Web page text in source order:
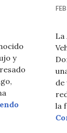
y
Arrestan a
La
de
la